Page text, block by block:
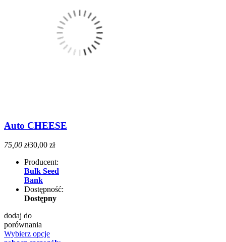
Auto CHEESE
75,00 zł30,00 zł
Producent:
Bulk Seed
Bank
Dostępność:
Dostępny
dodaj do
porównania
Wybierz opcje